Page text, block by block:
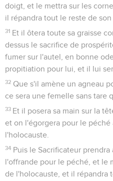
doigt, et le mettra sur les
il répandra tout le reste de
31 Et il ôtera toute sa graisse
dessus le sacrifice de
fumer sur l'autel, en bonne
propitiation pour lui, et il lui
32 Que s'il amène un agneau
ce sera une femelle sans tare
33 Et il posera sa main sur la
et on l'égorgera pour le
l'holocauste.
34 Puis le Sacrificateur
l'offrande pour le péché, et le
de l'holocauste, et il répandra